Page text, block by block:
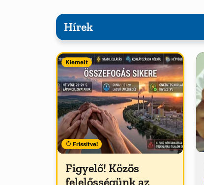
Hírek
Kiemelt
Frissítve!
Figyelő! Közös
felelősségünk az